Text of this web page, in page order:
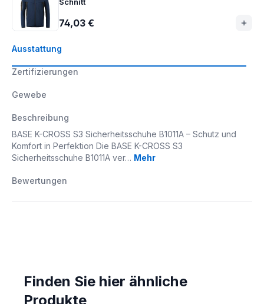
Ausstattung
Zertifizierungen
Gewebe
Beschreibung
BASE K-CROSS S3 Sicherheitsschuhe B1011A – Schutz und
Komfort in Perfektion Die BASE K-CROSS S3
Sicherheitsschuhe B1011A ver… Mehr
Bewertungen
74,03 €
Finden Sie hier ähnliche
Produkte